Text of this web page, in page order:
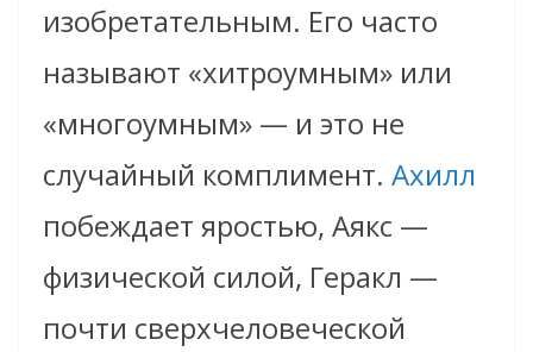
изобретательным. Его часто
называют «хитроумным» или
«многоумным» — и это не
случайный комплимент. Ахилл
побеждает яростью, Аякс —
физической силой, Геракл —
почти сверхчеловеческой